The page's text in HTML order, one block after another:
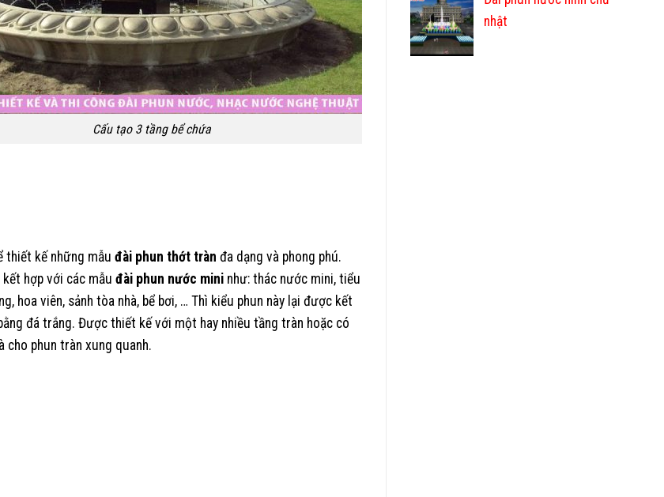
Cấu tạo 3 tầng bể chứa
thiết kế những mẫu đài phun thớt tràn đa dạng và phong phú.
hợp với các mẫu đài phun nước mini như: thác nước mini, tiểu
hoa viên, sảnh tòa nhà, bể bơi, … Thì kiểu phun này lại được kết
đá trắng. Được thiết kế với một hay nhiều tầng tràn hoặc có
cho phun tràn xung quanh.
nhật